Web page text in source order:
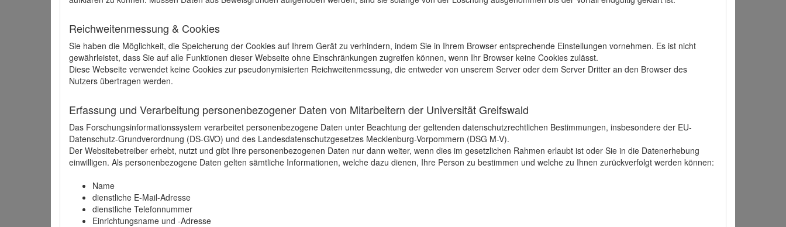
Reichweitenmessung & Cookies
Sie haben die Möglichkeit, die Speicherung der Cookies auf Ihrem Gerät zu verhindern, indem Sie in Ihrem Browser entsprechende Einstellungen vornehmen. Es ist nicht
gewährleistet, dass Sie auf alle Funktionen dieser Webseite ohne Einschränkungen zugreifen können, wenn Ihr Browser keine Cookies zulässt.
Diese Webseite verwendet keine Cookies zur pseudonymisierten Reichweitenmessung, die entweder von unserem Server oder dem Server Dritter an den Browser des
Nutzers übertragen werden.
Erfassung und Verarbeitung personenbezogener Daten von Mitarbeitern der Universität Greifswald
Das Forschungsinformationssystem verarbeitet personenbezogene Daten unter Beachtung der geltenden datenschutzrechtlichen Bestimmungen, insbesondere der EU-
Datenschutz-Grundverordnung (DS-GVO) und des Landesdatenschutzgesetzes Mecklenburg-Vorpommern (DSG M-V).
Der Websitebetreiber erhebt, nutzt und gibt Ihre personenbezogenen Daten nur dann weiter, wenn dies im gesetzlichen Rahmen erlaubt ist oder Sie in die Datenerhebung
einwilligen. Als personenbezogene Daten gelten sämtliche Informationen, welche dazu dienen, Ihre Person zu bestimmen und welche zu Ihnen zurückverfolgt werden können:
Name
dienstliche E-Mail-Adresse
dienstliche Telefonnummer
Einrichtungsname und -Adresse